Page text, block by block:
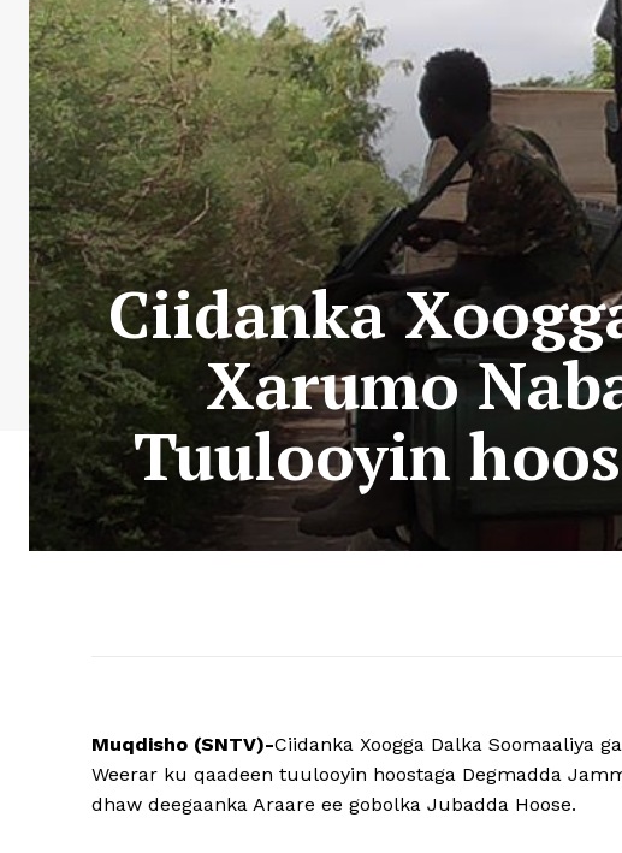
Ciidanka
Xarumo
Tuulooyin
Muqdisho (SNTV)-Ciidanka Xoogga Dalka Soomaaliya
Weerar ku qaadeen tuulooyin hoostaga Degmadda
dhaw deegaanka Araare ee gobolka Jubadda Hoose.